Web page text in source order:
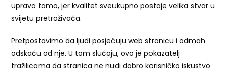
upravo tamo, jer kvalitet sveukupno postaje velika stvar u
svijetu pretraživača.
Pretpostavimo da ljudi posjećuju web stranicu i odmah
odskaču od nje. U tom slučaju, ovo je pokazatelj
tražilicama da stranica ne nudi dobro korisničko iskustvo